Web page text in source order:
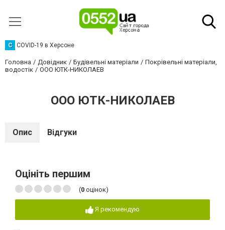
C COVID-19 в Херсоне
Головна Довідник Будівельні матеріали
Покрівельні матеріали,
водостік
ООО ЮТК-НИКОЛАЕВ
ООО ЮТК-НИКОЛАЕВ
Опис Відгуки
Оцініть першим
(0 оцінок)
Я рекомендую